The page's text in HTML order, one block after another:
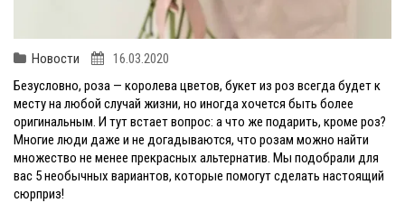
Новости
16.03.2020
Безусловно, роза — королева цветов, букет из роз всегда будет к
месту на любой случай жизни, но иногда хочется быть более
оригинальным. И тут встает вопрос: а что же подарить, кроме роз?
Многие люди даже и не догадываются, что розам можно найти
множество не менее прекрасных альтернатив. Мы подобрали для
вас 5 необычных вариантов, которые помогут сделать настоящий
сюрприз!